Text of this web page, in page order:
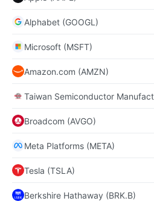
Alphabet (GOOGL)
Microsoft (MSFT)
Amazon.com (AMZN)
Taiwan Semiconductor
Broadcom (AVGO)
Meta Platforms (META)
Tesla (TSLA)
Berkshire Hathaway (BRK.B)